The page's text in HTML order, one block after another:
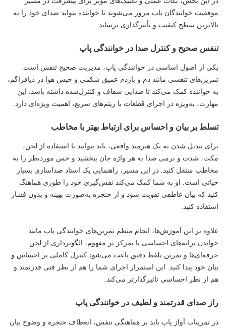
موفقیت خوانندگان پاپ مرور می‌شوند تا خواننده بتواند صدای خود را به
بالاترین سطح کیفیت و تأثیرگذاری برساند.
تنفس صحیح و کنترل صدا در خوانندگی پاپ
یکی از اصول اساسی در خوانندگی پاپ، مدیریت صحیح تنفس است.
تمرین‌های تنفسی مانند دم و بازدم عمیق شکمی و حبس هوا در دیافراگم،
به خواننده کمک می‌کند تا صدایی شفاف و کنترل‌شده داشته باشد. این
مهارت، به‌ویژه در اجرای قطعات با ریتم‌های سریع، اهمیت ویژه‌ای دارد.
تسلط بر بیان و احساس برای ارتباط بهتر با مخاطب
برای تبدیل شدن به یک هنرمند واقعی، باید بتوانید با استفاده از لحن،
مکث، شدت و نرمی صدا به هر واژه جان ببخشید و حس موردنظر را به
مخاطب منتقل کنید. در این مسیر، راهنمایی یک استاد صداسازی بسیار
حیاتی است. او به شما کمک می‌کند نفس‌گیری خود را طوری هماهنگ
کنید که بیان عاطفی تقویت شود و از حنجره به‌صورت بهینه و بدون فشار
استفاده کنید.
علاوه بر این آموزش‌ها، انجام منظم تمرین‌های خوانندگی پاپ مانند
خواندن ترانه‌های احساسی با تمرکز بر مفهوم، الگوبرداری از لحن
حرفه‌ای‌ها و تمرین تلفظ دقیق باعث می‌شود کنترل کاملی بر احساس و
بیان خود پیدا کنید. این استمرار اجرای شما را هم از نظر فنی قدرتمند و
هم از نظر احساسی تاثیرگذارتر می‌کند.
راز صدای قدرتمند و لطیف در خوانندگی پاپ
در تمرینات آواز پاپ باید بر هماهنگی تنفس، انعطاف حنجره و وضوح بیان